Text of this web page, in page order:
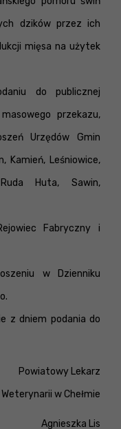
dzików przez ich
mięsa na użytek
do publicznej
przekazu,
Urzędów Gmin
Kamień, Leśniowice,
Huta, Sawin,
Fabryczny i
w Dzienniku
z dniem podania do
Powiatowy Lekarz
Weterynarii w Chełmie
Agnieszka Lis